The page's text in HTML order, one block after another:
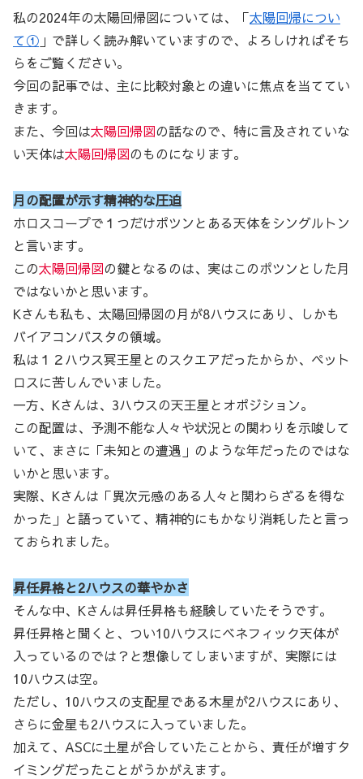
私の2024年の太陽回帰図については、「太陽回帰につい
て① 」で詳しく読み解いていますので、よろしければそち
らをご覧ください。
今回の記事では、主に比較対象との違いに焦点を当ててい
きます。
また、今回は太陽回帰図の話なので、特に言及されていな
い天体は太陽回帰図のものになります。
月の配置が示す精神的な圧迫
ホロスコープで１つだけポツンとある天体をシングルトン
と言います。
この太陽回帰図の鍵となるのは、実はこのポツンとした月
ではないかと思います。
Kさんも私も、太陽回帰図の月が8ハウスにあり、しかも
バイアコンバスタの領域。
私は１２ハウス冥王星とのスクエアだったからか、ペット
ロスに苦しんでいました。
一方、Kさんは、3ハウスの天王星とオポジション。
この配置は、予測不能な人々や状況との関わりを示唆して
いて、まさに「未知との遭遇」のような年だったのではな
いかと思います。
実際、Kさんは「異次元感のある人々と関わらざるを得な
かった」と語っていて、精神的にもかなり消耗したと言っ
ておられました。
昇任昇格と2ハウスの華やかさ
そんな中、Kさんは昇任昇格も経験していたそうです。
昇任昇格と聞くと、つい10ハウスにベネフィック天体が
入っているのでは？と想像してしまいますが、実際には
10ハウスは空。
ただし、10ハウスの支配星である木星が2ハウスにあり、
さらに金星も2ハウスに入っていました。
加えて、ASCに土星が合していたことから、責任が増すタ
イミングだったことがうかがえます。